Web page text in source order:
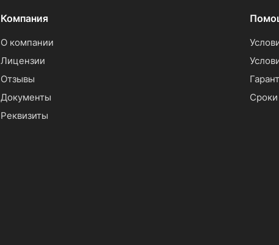
Компания
О компании
Лицензии
Отзывы
Документы
Реквизиты
Сроки